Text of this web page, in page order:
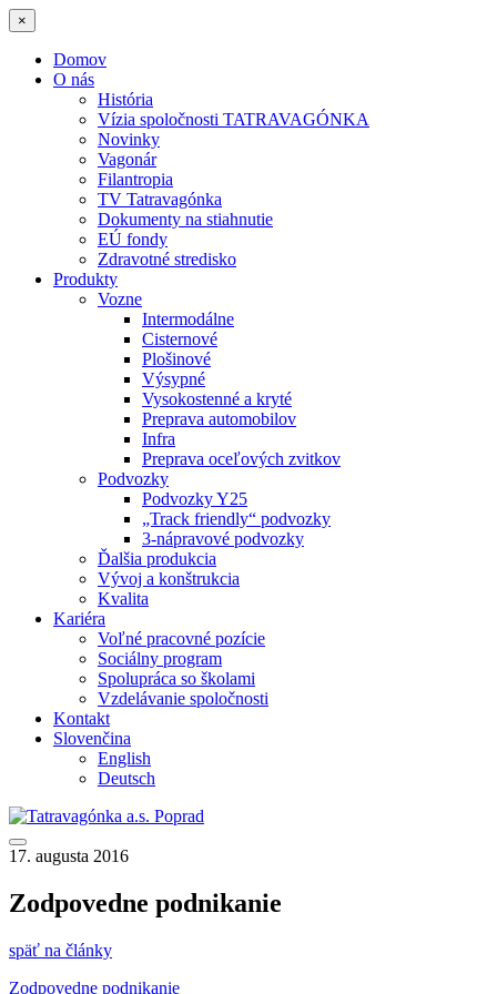
×
Domov
O nás
História
Vízia spoločnosti TATRAVAGÓNKA
Novinky
Vagonár
Filantropia
TV Tatravagónka
Dokumenty na stiahnutie
EÚ fondy
Zdravotné stredisko
Produkty
Vozne
Intermodálne
Cisternové
Plošinové
Výsypné
Vysokostenné a kryté
Preprava automobilov
Infra
Preprava oceľových zvitkov
Podvozky
Podvozky Y25
„Track friendly“ podvozky
3-nápravové podvozky
Ďalšia produkcia
Vývoj a konštrukcia
Kvalita
Kariéra
Voľné pracovné pozície
Sociálny program
Spolupráca so školami
Vzdelávanie spoločnosti
Kontakt
Slovenčina
English
Deutsch
17. augusta 2016
Zodpovedne podnikanie
späť na články
Zodpovedne podnikanie